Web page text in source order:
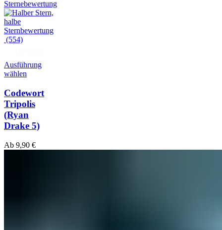
(554)
Ausführung
wählen
Codewort
Tripolis
(Ryan
Drake 5)
Ab 9,90 €